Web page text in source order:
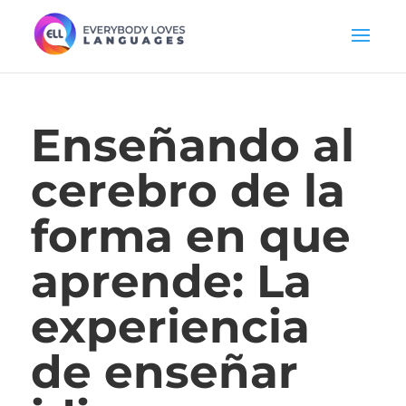
Enseñando al
cerebro de la
forma en que
aprende: La
experiencia
de enseñar